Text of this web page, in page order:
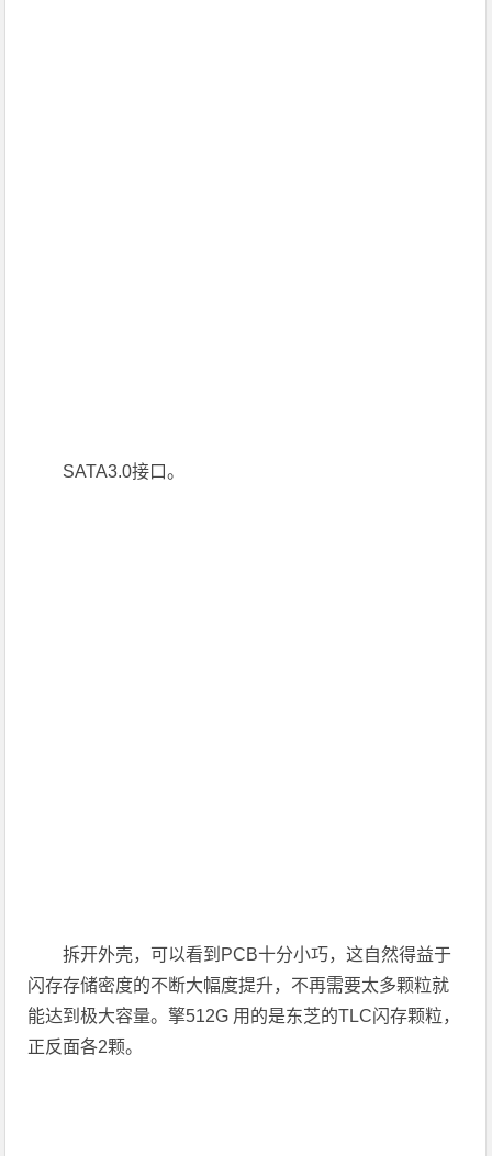
SATA3.0接口。
拆开外壳，可以看到PCB十分小巧，这自然得益于
闪存存储密度的不断大幅度提升，不再需要太多颗粒就
能达到极大容量。擎512G 用的是东芝的TLC闪存颗粒，
正反面各2颗。